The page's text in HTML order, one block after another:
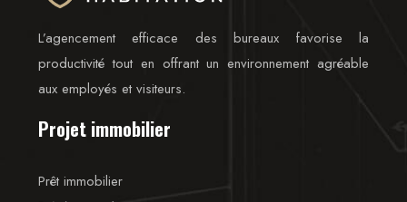
L’agencement efficace des bureaux favorise la
productivité tout en offrant un environnement agréable
aux employés et visiteurs.
Projet immobilier
Prêt immobilier